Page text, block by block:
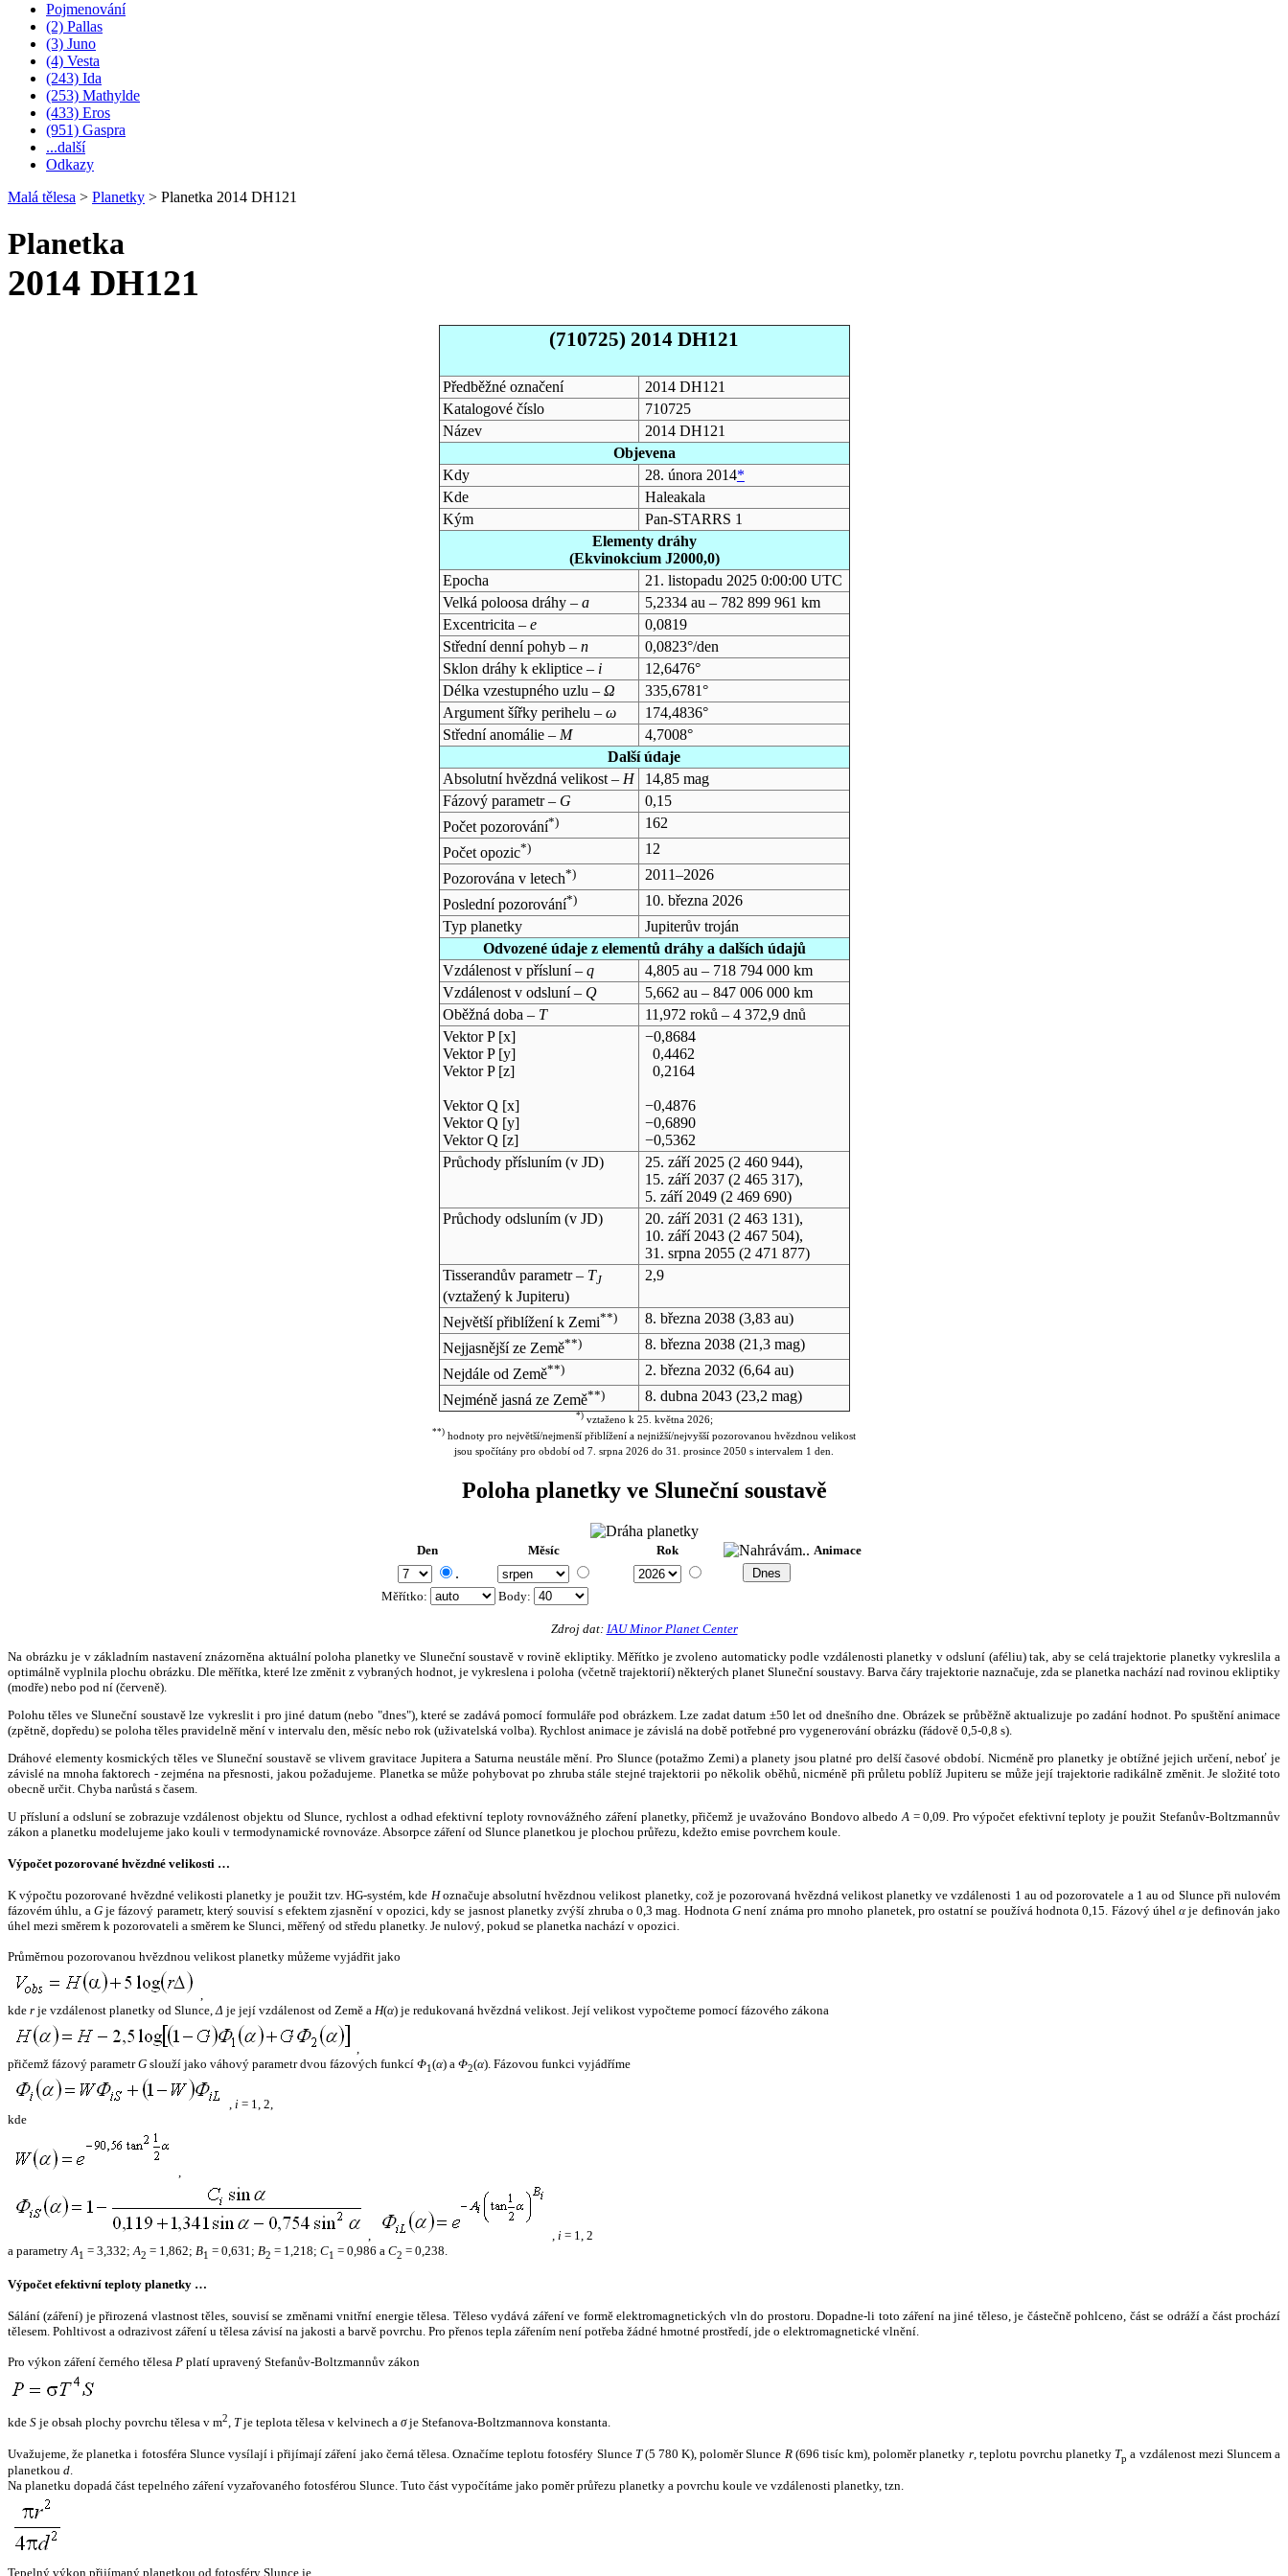
Pojmenování
(2) Pallas
(3) Juno
(4) Vesta
(243) Ida
(253) Mathylde
(433) Eros
(951) Gaspra
...další
Odkazy
Malá tělesa > Planetky > Planetka 2014 DH121
Planetka
2014 DH121
(710725) 2014 DH121
Předběžné označení
2014 DH121
Katalogové číslo
710725
Název
2014 DH121
Objevena
Kdy
28. února 2014*
Kde
Haleakala
Kým
Pan-STARRS 1
Elementy dráhy
(Ekvinokcium J2000,0)
Epocha
21. listopadu 2025 0:00:00 UTC
Velká poloosa dráhy – a
5,2334 au – 782 899 961 km
Excentricita – e
0,0819
Střední denní pohyb – n
0,0823°/den
Sklon dráhy k ekliptice – i
12,6476°
Délka vzestupného uzlu – Ω
335,6781°
Argument šířky perihelu – ω
174,4836°
Střední anomálie – M
4,7008°
Další údaje
Absolutní hvězdná velikost – H
14,85 mag
Fázový parametr – G
0,15
Počet pozorování*)
162
Počet opozic*)
12
Pozorována v letech*)
2011–2026
Poslední pozorování*)
10. března 2026
Typ planetky
Jupiterův troján
Odvozené údaje z elementů dráhy a dalších údajů
Vzdálenost v přísluní – q
4,805 au – 718 794 000 km
Vzdálenost v odsluní – Q
5,662 au – 847 006 000 km
Oběžná doba – T
11,972 roků – 4 372,9 dnů
Vektor P [x]
Vektor P [y]
Vektor P [z]
Vektor Q [x]
Vektor Q [y]
Vektor Q [z]
−0,8684
0,4462
0,2164
−0,4876
−0,6890
−0,5362
Průchody přísluním (v JD) 25. září 2025(2 460 944),
15. září 2037(2 465 317),
5. září 2049(2 469 690)
Průchody odsluním (v JD) 20. září 2031 (2 463 131),
10. září 2043(2 467 504),
31. srpna 2055(2 471 877)
Tisserandův parametr – TJ
(vztažený k Jupiteru)
2,9
Největší přiblížení k Zemi**) 8. března 2038(3,83 au)
Nejjasnější ze Země**) 8. března 2038(21,3 mag)
Nejdále od Země**) 2. března 2032 (6,64 au)
Nejméně jasná ze Země**) 8. dubna 2043(23,2 mag)
*)vztaženo k 25. května 2026;
**) hodnoty pro největší/nejmenší přiblížení a nejnižší/nejvyšší pozorovanou hvězdnou velikost
jsou spočítány pro období od 7. srpna 2026 do 31. prosince 2050 s intervalem 1 den.
Poloha planetky ve Sluneční soustavě
Den Měsíc Rok Animace
.
Měřítko: Body:
Zdroj dat: IAU Minor Planet Center
Na obrázku je v základním nastavení znázorněna aktuální poloha planetky ve Sluneční soustavě v rovině ekliptiky. Měřítko je zvoleno automaticky podle vzdálenosti planetky v odsluní (aféliu) tak, aby se celá trajektorie planetky vykreslila a
optimálně vyplnila plochu obrázku. Dle měřítka, které lze změnit z vybraných hodnot, je vykreslena i poloha (včetně trajektorií) některých planet Sluneční soustavy. Barva čáry trajektorie naznačuje, zda se planetka nachází nad rovinou ekliptiky
(modře) nebo pod ní (červeně).
Polohu těles ve Sluneční soustavě lze vykreslit i pro jiné datum (nebo "dnes"), které se zadává pomocí formuláře pod obrázkem. Lze zadat datum ±50 let od dnešního dne. Obrázek se průběžně aktualizuje po zadání hodnot. Po spuštění animace
(zpětně, dopředu) se poloha těles pravidelně mění v intervalu den, měsíc nebo rok (uživatelská volba). Rychlost animace je závislá na době potřebné pro vygenerování obrázku (řádově 0,5-0,8 s).
Dráhové elementy kosmických těles ve Sluneční soustavě se vlivem gravitace Jupitera a Saturna neustále mění. Pro Slunce (potažmo Zemi) a planety jsou platné pro delší časové období. Nicméně pro planetky je obtížné jejich určení, neboť je
závislé na mnoha faktorech - zejména na přesnosti, jakou požadujeme. Planetka se může pohybovat po zhruba stále stejné trajektorii po několik oběhů, nicméně při průletu poblíž Jupiteru se může její trajektorie radikálně změnit. Je složité toto
obecně určit. Chyba narůstá s časem.
U přísluní a odsluní se zobrazuje vzdálenost objektu od Slunce, rychlost a odhad efektivní teploty rovnovážného záření planetky, přičemž je uvažováno Bondovo albedo A = 0,09. Pro výpočet efektivní teploty je použit Stefanův-Boltzmannův
zákon a planetku modelujeme jako kouli v termodynamické rovnováze. Absorpce záření od Slunce planetkou je plochou průřezu, kdežto emise povrchem koule.
Výpočet pozorované hvězdné velikosti …
K výpočtu pozorované hvězdné velikosti planetky je použit tzv. HG-systém, kde Hoznačuje absolutní hvězdnou velikost planetky, což je pozorovaná hvězdná velikost planetky ve vzdálenosti 1 au od pozorovatele a 1 au od Slunce při nulovém
fázovém úhlu, a Gje fázový parametr, který souvisí s efektem zjasnění v opozici, kdy se jasnost planetky zvýší zhruba o 0,3 mag. HodnotaG není známa pro mnoho planetek, pro ostatní se používá hodnota 0,15. Fázový úhelα je definován jako
úhel mezi směrem k pozorovateli a směrem ke Slunci, měřený od středu planetky. Je nulový, pokud se planetka nachází v opozici.
Průměrnou pozorovanou hvězdnou velikost planetky můžeme vyjádřit jako
,
kde r je vzdálenost planetky od Slunce,Δ je její vzdálenost od Země a H(α) je redukovaná hvězdná velikost. Její velikost vypočteme pomocí fázového zákona
,
přičemž fázový parametrG slouží jako váhový parametr dvou fázových funkcí Φ1(α) a Φ2(α). Fázovou funkci vyjádříme
, i = 1, 2,
kde
,
, , i = 1, 2
a parametryA1 = 3,332;A2 = 1,862; B1 = 0,631; B2 = 1,218; C1 = 0,986 a C2 = 0,238.
Výpočet efektivní teploty planetky …
Sálání (záření) je přirozená vlastnost těles, souvisí se změnami vnitřní energie tělesa. Těleso vydává záření ve formě elektromagnetických vln do prostoru. Dopadne-li toto záření na jiné těleso, je částečně pohlceno, část se odráží a část prochází
tělesem. Pohltivost a odrazivost záření u tělesa závisí na jakosti a barvě povrchu. Pro přenos tepla zářením není potřeba žádné hmotné prostředí, jde o elektromagnetické vlnění.
Pro výkon záření černého tělesa P platí upravený Stefanův-Boltzmannův zákon
kde S je obsah plochy povrchu tělesa v m2, Tje teplota tělesa v kelvinech a σje Stefanova-Boltzmannova konstanta.
Uvažujeme, že planetka i fotosféra Slunce vysílají i přijímají záření jako černá tělesa. Označíme teplotu fotosféry Slunce T(5 780 K), poloměr Slunce R(696 tisíc km), poloměr planetky r, teplotu povrchu planetky Tp a vzdálenost mezi Sluncem a
planetkou d.
Na planetku dopadá část tepelného záření vyzařovaného fotosférou Slunce. Tuto část vypočítáme jako poměr průřezu planetky a povrchu koule ve vzdálenosti planetky, tzn.
Tepelný výkon přijímaný planetkou od fotosféry Slunce je